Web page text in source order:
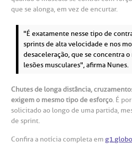
que se alonga, em vez de encurtar.
"É exatamente nesse tipo de
sprints de alta velocidade e nos
desaceleração, que se concentra
lesões musculares", afirma Nunes.
Chutes de longa distância,
exigem o mesmo tipo de esforço. É
solicitado ao longo de uma partida,
de sprint.
Confira a notícia completa em